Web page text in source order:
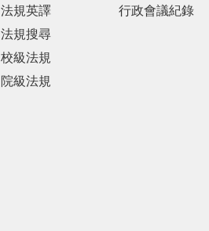
法規英譯
法規搜尋
校級法規
院級法規
行政會議紀錄